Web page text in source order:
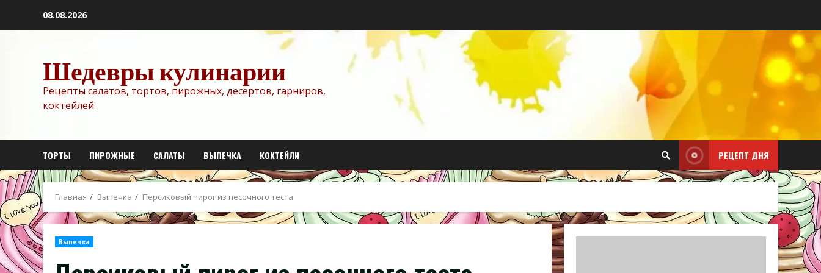
08.08.2026
Шедевры кулинарии
Рецепты салатов, тортов, пирожных, десертов, гарниров,
коктейлей.
ТОРТЫ ПИРОЖНЫЕ САЛАТЫ ВЫПЕЧКА КОКТЕЙЛИ РЕЦЕПТ ДНЯ
Главная Выпечка Персиковый пирог из песочного теста
Выпечка